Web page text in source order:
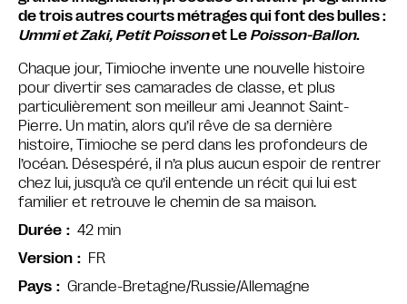
de trois autres courts métrages qui font des bulles :
Ummi et Zaki, Petit Poissonet Le Poisson-Ballon.
Chaque jour, Timioche invente une nouvelle histoire
pour divertir ses camarades de classe, et plus
particulièrement son meilleur ami Jeannot Saint-
Pierre. Un matin, alors qu’il rêve de sa dernière
histoire, Timioche se perd dans les profondeurs de
l’océan. Désespéré, il n’a plus aucun espoir de rentrer
chez lui, jusqu’à ce qu’il entende un récit qui lui est
familier et retrouve le chemin de sa maison.
Durée
42 min
Version
FR
Pays
Grande-Bretagne/Russie/Allemagne